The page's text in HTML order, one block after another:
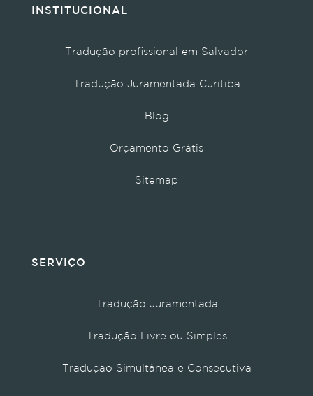
INSTITUCIONAL
Tradução profissional em Salvador
Tradução Juramentada Curitiba
Blog
Orçamento Grátis
Sitemap
SERVIÇO
Tradução Juramentada
Tradução Livre ou Simples
Tradução Simultânea e Consecutiva